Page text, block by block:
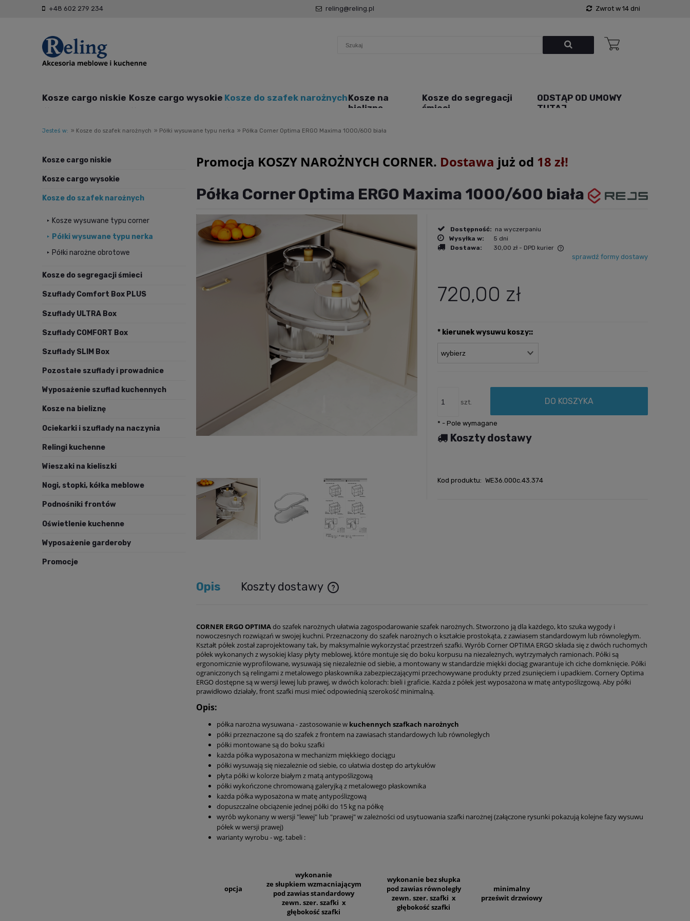
+48 602 279 234 reling@reling.pl Zwrot w 14 dni
Kosze cargo niskie Kosze cargo wysokie Kosze do szafek narożnychKosze na
bieliznę
Kosze do segregacji
śmieci
ODSTĄP OD UMOWY
TUTAJ
Jesteś w: » Kosze do szafek narożnych » Półki wysuwane typu nerka » Półka Corner Optima ERGO Maxima 1000/600 biała
Kosze cargo niskie
Kosze cargo wysokie
Kosze do szafek narożnych
Kosze wysuwane typu corner
Półki wysuwane typu nerka
Półki narożne obrotowe
Kosze do segregacji śmieci
Szuflady Comfort Box PLUS
Szuflady ULTRA Box
Szuflady COMFORT Box
Szuflady SLIM Box
Pozostałe szuflady i prowadnice
Wyposażenie szuflad kuchennych
Kosze na bieliznę
Ociekarki i szuflady na naczynia
Relingi kuchenne
Wieszaki na kieliszki
Nogi, stopki, kółka meblowe
Podnośniki frontów
Oświetlenie kuchenne
Wyposażenie garderoby
Promocje
Promocja KOSZY NAROŻNYCH CORNER. Dostawa już od 18 zł!
Półka Corner Optima ERGO Maxima 1000/600 biała
Dostępność: na wyczerpaniu
Wysyłka w:
5 dni
Dostawa:
30,00 zł - DPD kurier
sprawdź formy dostawy
720,00 zł
* kierunek wysuwu koszy::
szt. DO KOSZYKA
* - Pole wymagane
Koszty dostawy
Kod produktu: WE36.000c.43.374
Opis Koszty dostawy
CORNER ERGO OPTIMAdo szafek narożnych ułatwia zagospodarowanie szafek narożnych. Stworzono ją dla każdego, kto szuka wygody i
nowoczesnych rozwiązań w swojej kuchni. Przeznaczony do szafek narożnych o kształcie prostokąta, z zawiasem standardowym lub równoległym.
Kształt półek został zaprojektowany tak, by maksymalnie wykorzystać przestrzeń szafki. Wyrób Corner OPTIMA ERGO składa się z dwóch ruchomych
półek wykonanych z wysokiej klasy płyty meblowej, które montuje się do boku korpusu na niezależnych, wytrzymałych ramionach. Półki są
ergonomicznie wyprofilowane, wysuwają się niezależnie od siebie, a montowany w standardzie miękki dociąg gwarantuje ich ciche domknięcie. Półki
ograniczonych są relingami z metalowego płaskownika zabezpieczającymi przechowywane produkty przed zsunięciem i upadkiem. Cornery Optima
ERGO dostępne są w wersji lewej lub prawej, w dwóch kolorach: bieli i graficie. Każda z półek jest wyposażona w matę antypoślizgową. Aby półki
prawidłowo działały, front szafki musi mieć odpowiednią szerokość minimalną.
Opis:
półka narożna wysuwana - zastosowanie w kuchennych szafkach narożnych
półki przeznaczone są do szafek z frontem na zawiasach standardowych lub równoległych
półki montowane są do boku szafki
każda półka wyposażona w mechanizm miękkiego dociągu
półki wysuwają się niezależnie od siebie, co ułatwia dostęp do artykułów
płyta półki w kolorze białym z matą antypoślizgową
półki wykończone chromowaną galeryjką z metalowego płaskownika
każda półka wyposażona w matę antypoślizgową
dopuszczalne obciążenie jednej półki do 15 kg na półkę
wyrób wykonany w wersji "lewej" lub "prawej" w zależności od usytuowania szafki narożnej (załączone rysunki pokazują kolejne fazy wysuwu
półek w wersji prawej)
warianty wyrobu - wg. tabeli :
opcja
wykonanie
ze słupkiem wzmacniającym
pod zawias standardowy
zewn. szer. szafki x
głębokość szafki
wykonanie bez słupka
pod zawias równoległy
zewn. szer. szafki x
głębokość szafki
minimalny
prześwit drzwiowy